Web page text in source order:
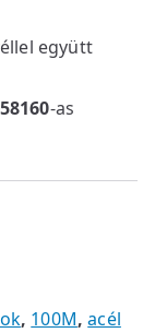
együtt
-as
, 100M,acél